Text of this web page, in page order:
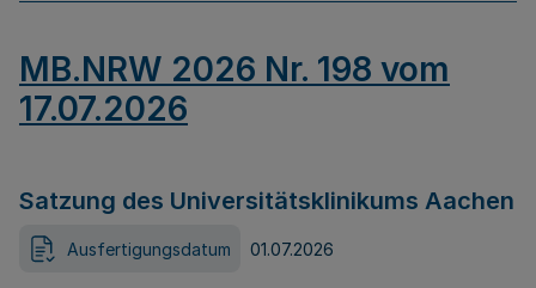
MB.NRW 2026 Nr. 198 vom
17.07.2026
Satzung des Universitätsklinikums Aachen
Ausfertigungsdatum 01.07.2026